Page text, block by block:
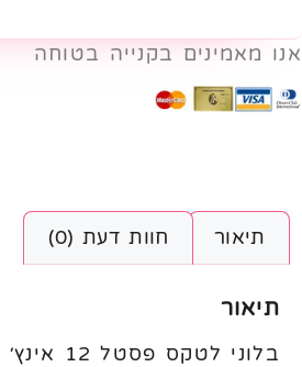
אנו מאמינים בקנייה בטוחה
תיאור חוות דעת (0)
תיאור